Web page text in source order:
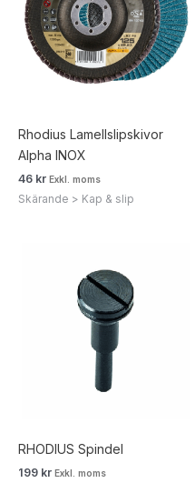
Rhodius Lamellslipskivor
Alpha INOX
46 kr Exkl. moms
Skärande > Kap & slip
RHODIUS Spindel
199 kr Exkl. moms